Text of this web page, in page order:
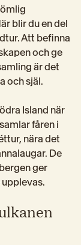
blir du en del
Att befinna
och ge
är det
och själ.
Island när
fåren i
nära det
De
ger